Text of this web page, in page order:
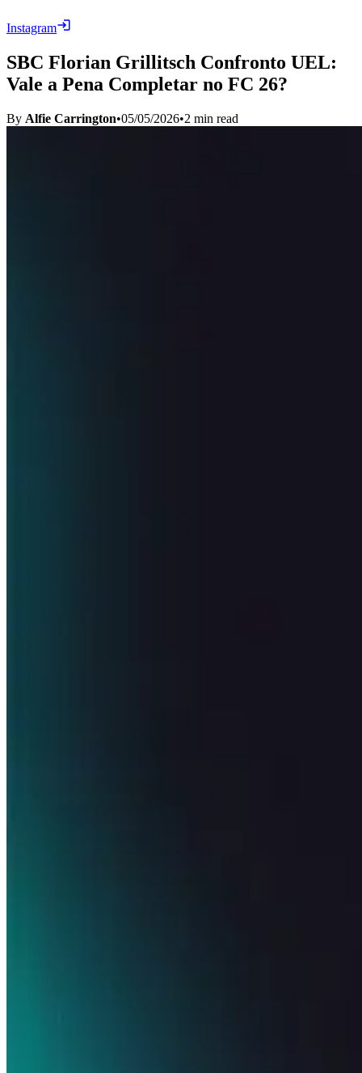
Instagram
SBC Florian Grillitsch Confronto UEL:
Vale a Pena Completar no FC 26?
By Alfie Carrington•05/05/2026•2 min read